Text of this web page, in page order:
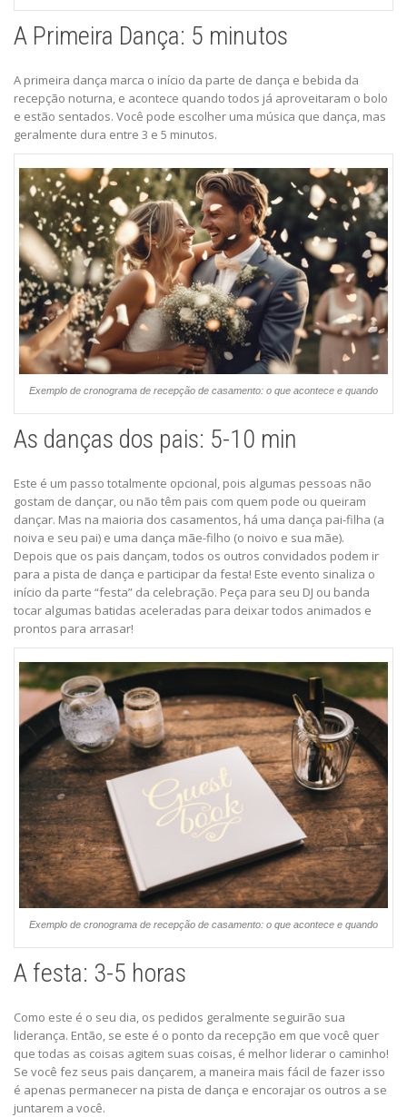
A Primeira Dança: 5 minutos
A primeira dança marca o início da parte de dança e bebida da
recepção noturna, e acontece quando todos já aproveitaram o bolo
e estão sentados. Você pode escolher uma música que dança, mas
geralmente dura entre 3 e 5 minutos.
Exemplo de cronograma de recepção de casamento: o que acontece e quando
As danças dos pais: 5-10 min
Este é um passo totalmente opcional, pois algumas pessoas não
gostam de dançar, ou não têm pais com quem pode ou queiram
dançar. Mas na maioria dos casamentos, há uma dança pai-filha (a
noiva e seu pai) e uma dança mãe-filho (o noivo e sua mãe).
Depois que os pais dançam, todos os outros convidados podem ir
para a pista de dança e participar da festa! Este evento sinaliza o
início da parte “festa” da celebração. Peça para seu DJ ou banda
tocar algumas batidas aceleradas para deixar todos animados e
prontos para arrasar!
Exemplo de cronograma de recepção de casamento: o que acontece e quando
A festa: 3-5 horas
Como este é o seu dia, os pedidos geralmente seguirão sua
liderança. Então, se este é o ponto da recepção em que você quer
que todas as coisas agitem suas coisas, é melhor liderar o caminho!
Se você fez seus pais dançarem, a maneira mais fácil de fazer isso
é apenas permanecer na pista de dança e encorajar os outros a se
juntarem a você.